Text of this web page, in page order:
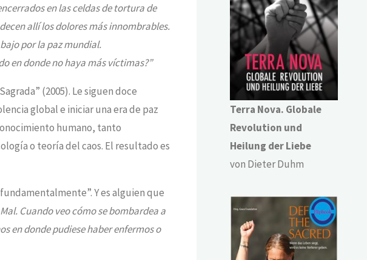
en las celdas de tortura de
allí los dolores más innombrables.
por la paz mundial.
en donde no haya más víctimas?”
(2005). Le siguen doce
global e iniciar una era de paz
humano, tanto
o teoría del caos. El resultado es
Y es alguien que
Cuando veo cómo se bombardea a
en donde pudiese haber enfermos o
Terra Nova. Globale
Revolution und
Heilung der Liebe
von Dieter Duhm